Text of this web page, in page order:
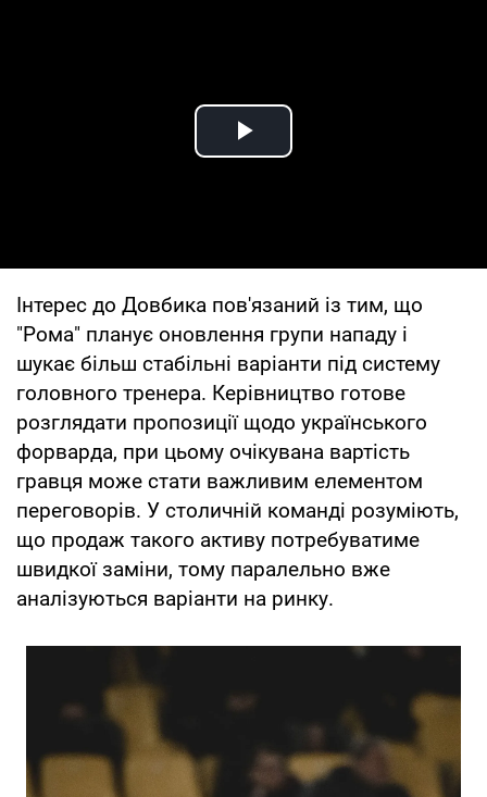
Play Video
Інтерес до Довбика пов'язаний із тим, що
"Рома" планує оновлення групи нападу і
шукає більш стабільні варіанти під систему
головного тренера. Керівництво готове
розглядати пропозиції щодо українського
форварда, при цьому очікувана вартість
гравця може стати важливим елементом
переговорів. У столичній команді розуміють,
що продаж такого активу потребуватиме
швидкої заміни, тому паралельно вже
аналізуються варіанти на ринку.